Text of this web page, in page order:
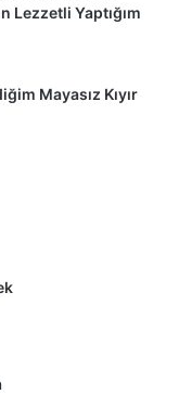
Lezzetli Yaptığım
Mayasız Kıyır